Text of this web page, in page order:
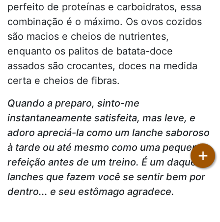
perfeito de proteínas e carboidratos, essa
combinação é o máximo. Os ovos cozidos
são macios e cheios de nutrientes,
enquanto os palitos de batata-doce
assados são crocantes, doces na medida
certa e cheios de fibras.
Quando a preparo, sinto-me
instantaneamente satisfeita, mas leve, e
adoro apreciá-la como um lanche saboroso
à tarde ou até mesmo como uma pequena
refeição antes de um treino. É um daqueles
lanches que fazem você se sentir bem por
dentro... e seu estômago agradece.
+